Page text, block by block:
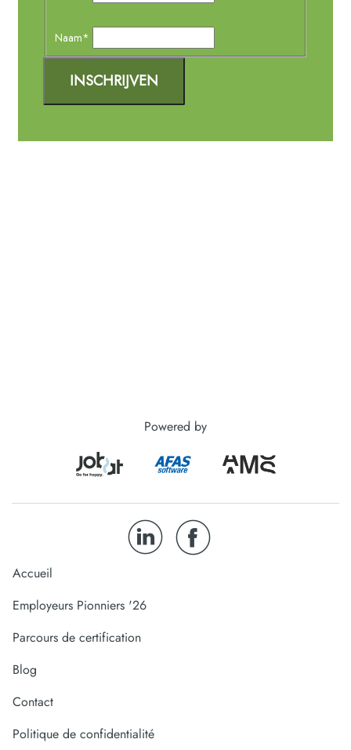
Powered by
Accueil
Employeurs Pionniers '26
Parcours de certification
Blog
Contact
Politique de confidentialité